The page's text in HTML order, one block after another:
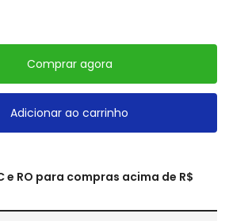
Comprar agora
Adicionar ao carrinho
e RO para compras acima de R$